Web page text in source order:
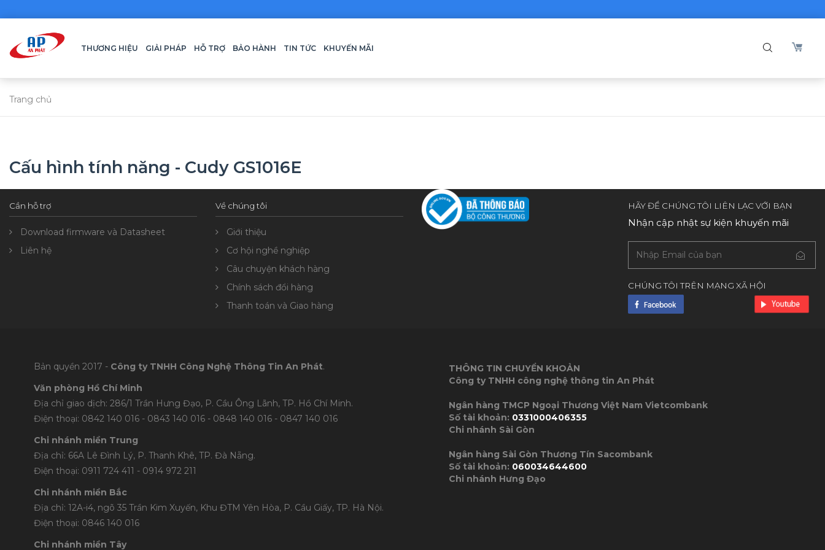
THƯƠNG HIỆU GIẢI PHÁP HỖ TRỢ BẢO HÀNH TIN TỨC KHUYẾN MÃI
Trang chủ
Cấu hình tính năng - Cudy GS1016E
Cần hỗ trợ
Download firmware và Datasheet
Liên hệ
Về chúng tôi
Giới thiệu
Cơ hội nghề nghiệp
Câu chuyện khách hàng
Chính sách đổi hàng
Thanh toán và Giao hàng
HÃY ĐỂ CHÚNG TÔI LIÊN LẠC VỚI BẠN
Nhận cập nhật sự kiện khuyến mãi
CHÚNG TÔI TRÊN MẠNG XÃ HỘI
Bản quyền 2017 - Công ty TNHH Công Nghệ Thông Tin An Phát.
Văn phòng Hồ Chí Minh
Địa chỉ giao dịch: 286/1 Trần Hưng Đạo, P. Cầu Ông Lãnh, TP. Hồ Chí Minh.
Điện thoại: 0842 140 016 - 0843 140 016 - 0848 140 016 - 0847 140 016
Chi nhánh miền Trung
Địa chỉ: 66A Lê Đình Lý, P. Thanh Khê, TP. Đà Nẵng.
Điện thoại: 0911 724 411 - 0914 972 211
Chi nhánh miền Bắc
Địa chỉ: 12A-i4, ngõ 35 Trần Kim Xuyến, Khu ĐTM Yên Hòa, P. Cầu Giấy, TP. Hà Nội.
Điện thoại: 0846 140 016
Chi nhánh miền Tây
THÔNG TIN CHUYỂN KHOẢN
Công ty TNHH công nghệ thông tin An Phát
Ngân hàng TMCP Ngoại Thương Việt Nam Vietcombank
Số tài khoản: 0331000406355
Chi nhánh Sài Gòn
Ngân hàng Sài Gòn Thương Tín Sacombank
Số tài khoản: 060034644600
Chi nhánh Hưng Đạo